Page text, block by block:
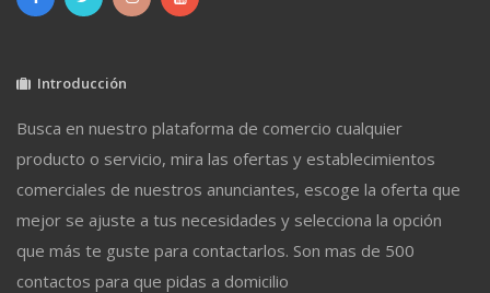
Introducción
Busca en nuestro plataforma de comercio cualquier
producto o servicio, mira las ofertas y establecimientos
comerciales de nuestros anunciantes, escoge la oferta que
mejor se ajuste a tus necesidades y selecciona la opción
que más te guste para contactarlos. Son mas de 500
contactos para que pidas a domicilio